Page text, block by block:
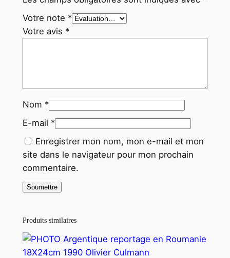
i
s
3
m
Votre note *
Votre avis *
Nom *
E-mail *
Enregistrer mon nom, mon e-mail et mon
site dans le navigateur pour mon prochain
commentaire.
Produits similaires